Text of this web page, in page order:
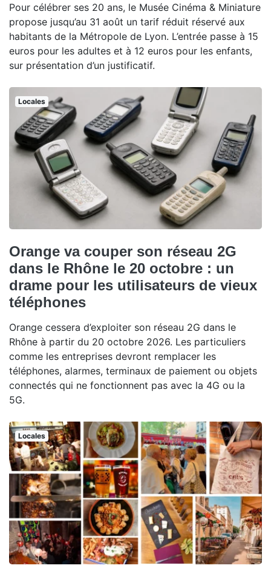
Pour célébrer ses 20 ans, le Musée Cinéma & Miniature
propose jusqu’au 31 août un tarif réduit réservé aux
habitants de la Métropole de Lyon. L’entrée passe à 15
euros pour les adultes et à 12 euros pour les enfants,
sur présentation d’un justificatif.
Locales
Orange va couper son réseau 2G
dans le Rhône le 20 octobre : un
drame pour les utilisateurs de vieux
téléphones
Orange cessera d’exploiter son réseau 2G dans le
Rhône à partir du 20 octobre 2026. Les particuliers
comme les entreprises devront remplacer les
téléphones, alarmes, terminaux de paiement ou objets
connectés qui ne fonctionnent pas avec la 4G ou la
5G.
Locales